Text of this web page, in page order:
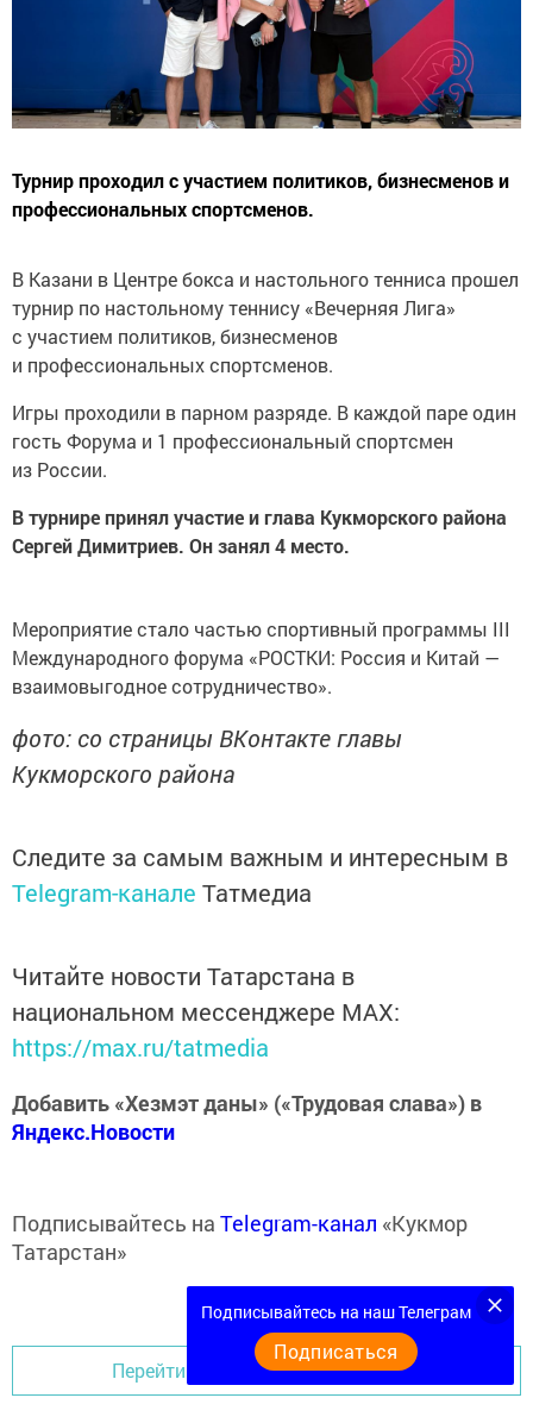
Турнир проходил с участием политиков, бизнесменов и
профессиональных спортсменов.
В Казани в Центре бокса и настольного тенниса прошел
турнир по настольному теннису «Вечерняя Лига»
с участием политиков, бизнесменов
и профессиональных спортсменов.
Игры проходили в парном разряде. В каждой паре один
гость Форума и 1 профессиональный спортсмен
из России.
В турнире принял участие и глава Кукморского района
Сергей Димитриев. Он занял 4 место.
Мероприятие стало частью спортивный программы III
Международного форума «РОСТКИ: Россия и Китай —
взаимовыгодное сотрудничество».
фото: со страницы ВКонтакте главы
Кукморского района
Следите за самым важным и интересным в
Telegram-канале Татмедиа
Читайте новости Татарстана в
национальном мессенджере MАХ:
https://max.ru/tatmedia
Добавить «Хезмэт даны» («Трудовая слава») в
Яндекс.Новости
Подписывайтесь на Telegram-канал «Кукмор
Татарстан»
Перейти на страницу новости
Подписывайтесь на наш Телеграм
Подписаться